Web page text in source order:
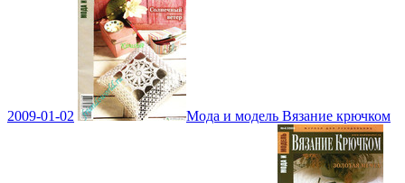
2009-01-02 Мода и модель Вязание крючком